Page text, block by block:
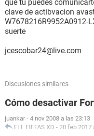
que tu puedes
clave de actibvacion
W7678216R9952A0912-
suerte
jcescobar24@live.com
Discusiones similares
Cómo desactivar
juankar - 4 nov 2008 a las 23:13
ELL FIFFAS XD - 20 feb 2017